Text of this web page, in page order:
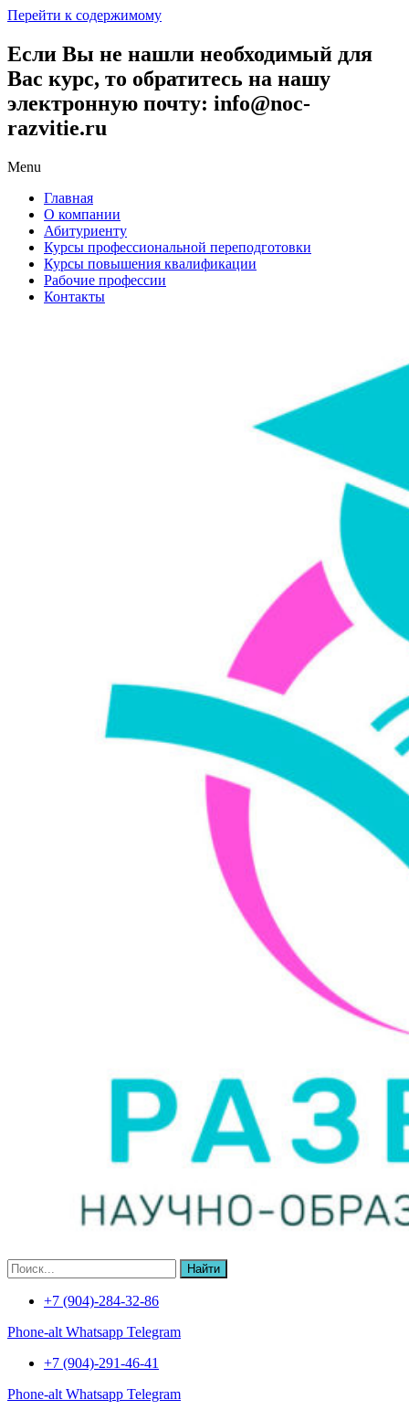
Перейти к содержимому
Если Вы не нашли необходимый для
Вас курс, то обратитесь на нашу
электронную почту: info@noc-
razvitie.ru
Menu
Главная
О компании
Абитуриенту
Курсы профессиональной переподготовки
Курсы повышения квалификации
Рабочие профессии
Контакты
Найти
+7 (904)-284-32-86
Phone-alt Whatsapp Telegram
+7 (904)-291-46-41
Phone-alt Whatsapp Telegram